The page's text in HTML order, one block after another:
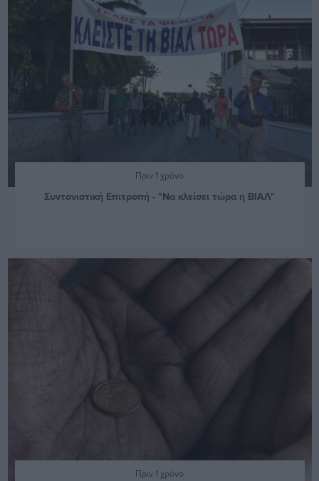
Πριν 1 χρόνο
Συντονιστική Επιτροπή - "Να κλείσει τώρα η ΒΙΑΛ"
Πριν 1 χρόνο